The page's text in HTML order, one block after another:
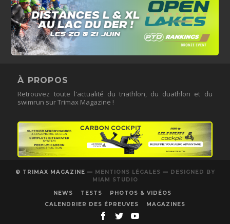
À PROPOS
Retrouvez toute l'actualité du triathlon, du duathlon et du
swimrun sur Trimax Magazine !
© TRIMAX MAGAZINE — MENTIONS LÉGALES — DESIGNED BY
MIAM STUDIO
NEWS
TESTS
PHOTOS & VIDÉOS
CALENDRIER DES ÉPREUVES
MAGAZINES